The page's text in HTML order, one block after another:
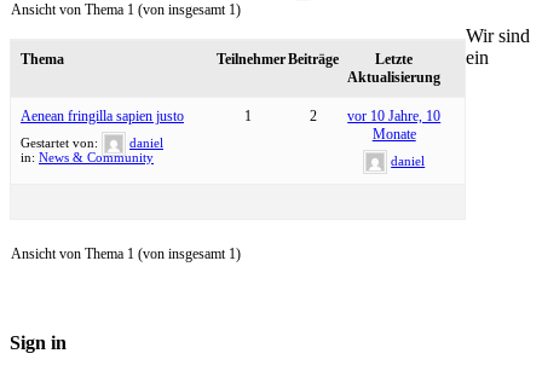
Ansicht von Thema 1 (von insgesamt 1)
Thema TeilnehmerBeiträge
Letzte
Aktualisierung
Aenean fringilla sapien justo
Gestartet von:
daniel
in: News & Community
1 2
vor 10 Jahre, 10
Monate
daniel
Ansicht von Thema 1 (von insgesamt 1)
Sign in
Wir sind
ein